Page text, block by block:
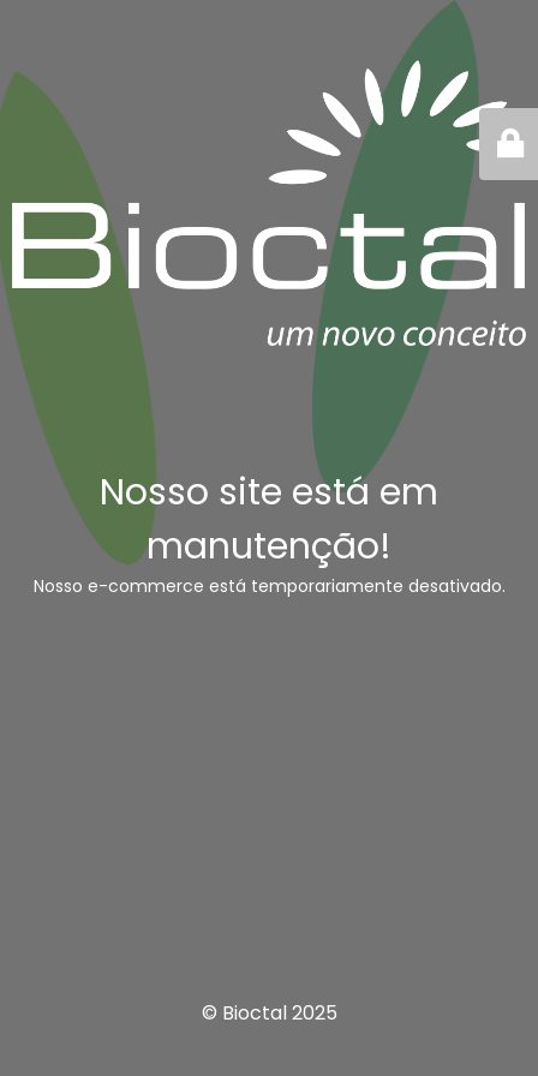
Nosso site está em
manutenção!
Nosso e-commerce está temporariamente desativado.
© Bioctal 2025